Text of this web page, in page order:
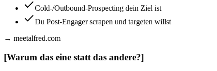
Cold-/Outbound-Prospecting dein Ziel ist
Du Post-Engager scrapen und targeten willst
→ meetalfred.com
[Warum das eine statt das andere?]